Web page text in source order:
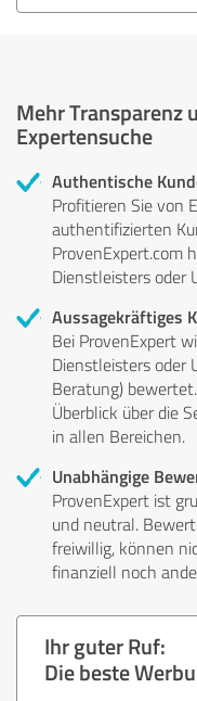
Mehr Transparenz
Expertensuche
Authentische
Profitieren Sie von
authentifizierten
ProvenExpert.com
Dienstleisters oder
Aussagekräftiges
Bei ProvenExpert
Dienstleisters oder
Beratung)
Überblick über die
in allen Bereichen.
Unabhängige
ProvenExpert ist
und neutral.
freiwillig, können
finanziell noch
Ihr guter Ruf:
Die beste